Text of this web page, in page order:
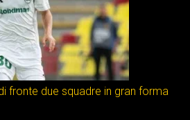
fronte due squadre in gran forma